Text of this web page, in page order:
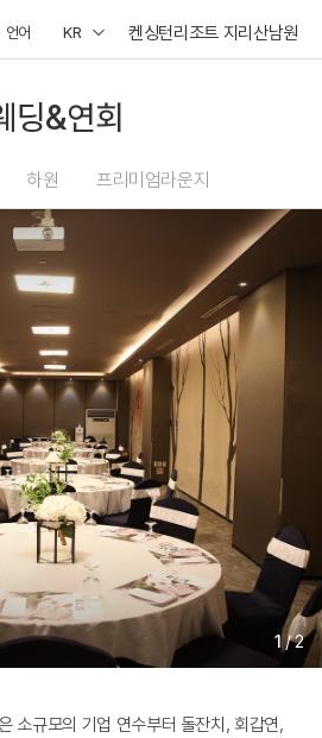
언어 KR 켄싱턴리조트 지리산남원
딩&연회
하원 프리미엄라운지
1/2
소규모의 기업 연수부터 돌잔치, 회갑연,